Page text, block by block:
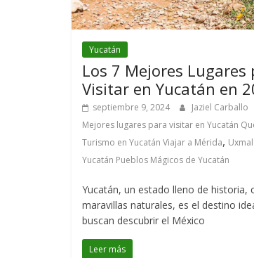
Yucatán
Los 7 Mejores Lugares
Visitar en Yucatán en
septiembre 9, 2024 Jaziel Carballo
Mejores lugares para visitar en Yucatán
Turismo en Yucatán Viajar a Mérida,
Yucatán Pueblos Mágicos de Yucatán
Yucatán, un estado lleno de historia,
maravillas naturales, es el destino
buscan descubrir el México
Leer más